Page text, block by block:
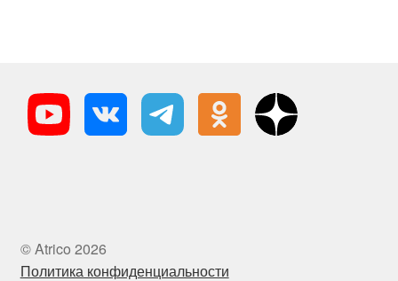
© Atrico 2026
Политика конфиденциальности